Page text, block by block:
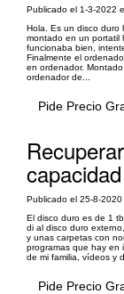
Publicado el 1-3-2022
Hola. Es un disco
montado en un portatil
funcionaba bien,
Finalmente el
en ordenador.
ordenador de...
Pide Precio
Publicado el 25-8-
El disco duro es de 1
di al disco duro
y unas carpetas con
programas que hay en
de mi familia, vídeos y
Pide Precio